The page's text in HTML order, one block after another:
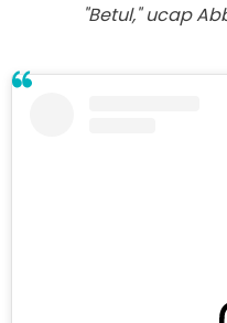
"Betul," ucap